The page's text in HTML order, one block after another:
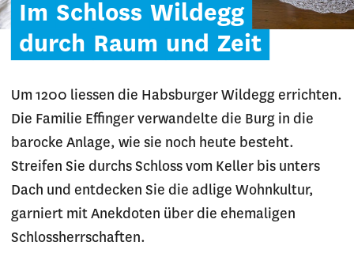
Im Schloss Wildegg
durch Raum und Zeit
Um 1200 liessen die Habsburger Wildegg errichten.
Die Familie Effinger verwandelte die Burg in die
barocke Anlage, wie sie noch heute besteht.
Streifen Sie durchs Schloss vom Keller bis unters
Dach und entdecken Sie die adlige Wohnkultur,
garniert mit Anekdoten über die ehemaligen
Schlossherrschaften.